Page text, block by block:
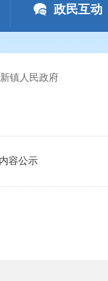
政民互动
镇人民政府
容公示